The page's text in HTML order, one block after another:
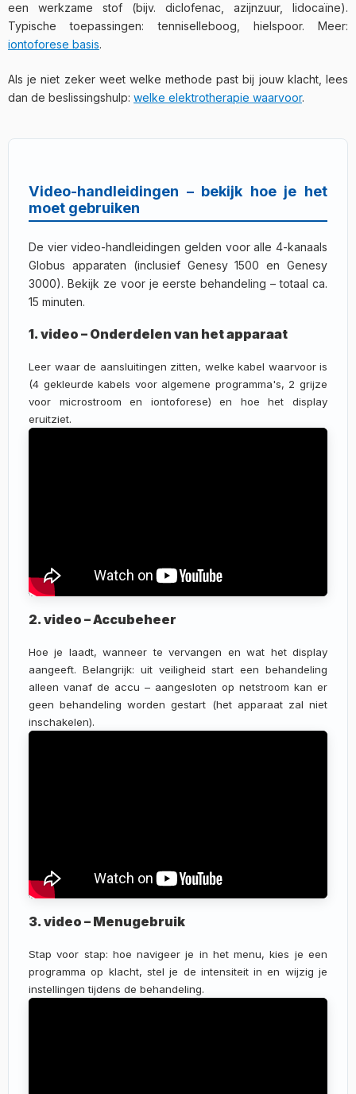
een werkzame stof (bijv. diclofenac, azijnzuur, lidocaïne).
Typische toepassingen: tenniselleboog, hielspoor. Meer:
iontoforese basis.
Als je niet zeker weet welke methode past bij jouw klacht, lees
dan de beslissingshulp: welke elektrotherapie waarvoor.
Video-handleidingen – bekijk hoe je het
moet gebruiken
De vier video-handleidingen gelden voor alle 4-kanaals
Globus apparaten (inclusief Genesy 1500 en Genesy
3000). Bekijk ze voor je eerste behandeling – totaal ca.
15 minuten.
1. video – Onderdelen van het apparaat
Leer waar de aansluitingen zitten, welke kabel waarvoor is
(4 gekleurde kabels voor algemene programma's, 2 grijze
voor microstroom en iontoforese) en hoe het display
eruitziet.
2. video – Accubeheer
Hoe je laadt, wanneer te vervangen en wat het display
aangeeft. Belangrijk: uit veiligheid start een behandeling
alleen vanaf de accu – aangesloten op netstroom kan er
geen behandeling worden gestart (het apparaat zal niet
inschakelen).
3. video – Menugebruik
Stap voor stap: hoe navigeer je in het menu, kies je een
programma op klacht, stel je de intensiteit in en wijzig je
instellingen tijdens de behandeling.